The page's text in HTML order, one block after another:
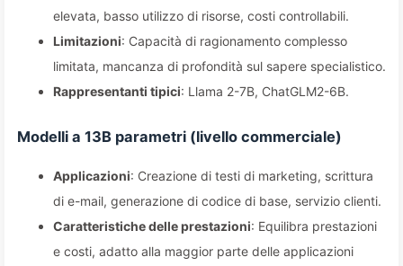
elevata, basso utilizzo di risorse, costi controllabili.
Limitazioni: Capacità di ragionamento complesso
limitata, mancanza di profondità sul sapere specialistico.
Rappresentanti tipici: Llama 2-7B, ChatGLM2-6B.
Modelli a 13B parametri (livello commerciale)
Applicazioni: Creazione di testi di marketing, scrittura
di e-mail, generazione di codice di base, servizio clienti.
Caratteristiche delle prestazioni: Equilibra prestazioni
e costi, adatto alla maggior parte delle applicazioni